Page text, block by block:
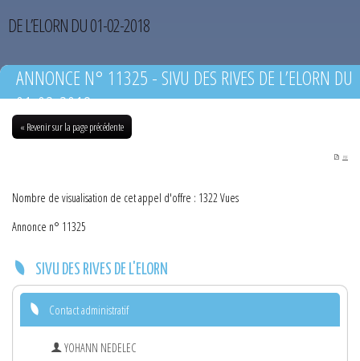
DE L’ELORN DU 01-02-2018
ANNONCE N° 11325 - SIVU DES RIVES DE L’ELORN DU
01-02-2018
« Revenir sur la page précédente
PDF
Nombre de visualisation de cet appel d'offre : 1322 Vues
Annonce n° 11325
SIVU DES RIVES DE L'ELORN
Contact administratif
YOHANN NEDELEC